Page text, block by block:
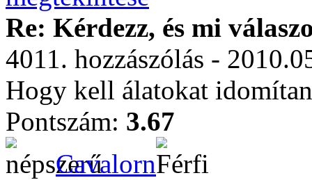
Re: Kérdezz, és mi
4011. hozzászólás -
Hogy kell álatokat
Pontszám: 3.67
Cavalorn